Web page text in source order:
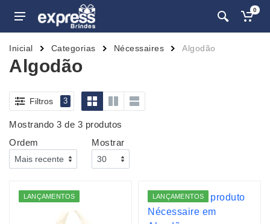
0
Inicial Categorias Nécessaires Algodão
Algodão
Filtros 3
Mostrando 3 de 3 produtos
Ordem
Mostrar
LANÇAMENTOS LANÇAMENTOS